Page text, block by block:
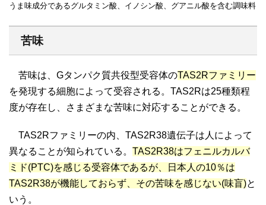
うま味成分であるグルタミン酸、イノシン酸、グアニル酸を含む調味料
苦味
苦味は、Gタンパク質共役型受容体のTAS2Rファミリー
を発現する細胞によって受容される。TAS2Rは25種類程
度が存在し、さまざまな苦味に対応することができる。
TAS2Rファミリーの内、TAS2R38遺伝子は人によって
異なることが知られている。 TAS2R38はフェニルカルバ
ミド(PTC)を感じる受容体であるが、日本人の10％は
TAS2R38が機能しておらず、その苦味を感じない(味盲)と
いう。